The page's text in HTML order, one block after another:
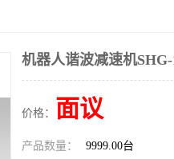
机器人谐波减速机
价格： 面议
产品数量： 9999.00台